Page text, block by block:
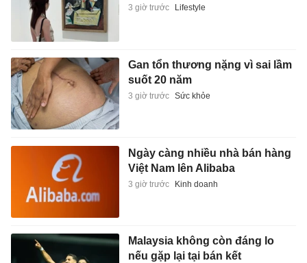
3 giờ trước Lifestyle
Gan tổn thương nặng vì sai lầm
suốt 20 năm
3 giờ trước Sức khỏe
Ngày càng nhiều nhà bán hàng
Việt Nam lên Alibaba
3 giờ trước Kinh doanh
Malaysia không còn đáng lo
nếu gặp lại tại bán kết